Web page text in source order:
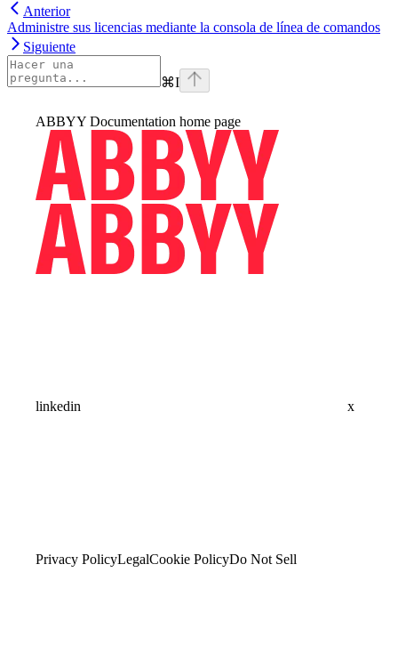
Anterior
Administre sus licencias mediante la consola de línea de comandos
Siguiente
⌘I
ABBYY Documentation home page
linkedin x
Privacy PolicyLegalCookie PolicyDo Not Sell